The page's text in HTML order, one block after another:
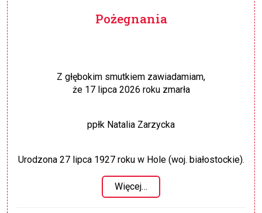
Pożegnania
Z głębokim smutkiem zawiadamiam,
że 17 lipca 2026 roku zmarła
ppłk Natalia Zarzycka
Urodzona 27 lipca 1927 roku w Hole (woj. białostockie).
Więcej…